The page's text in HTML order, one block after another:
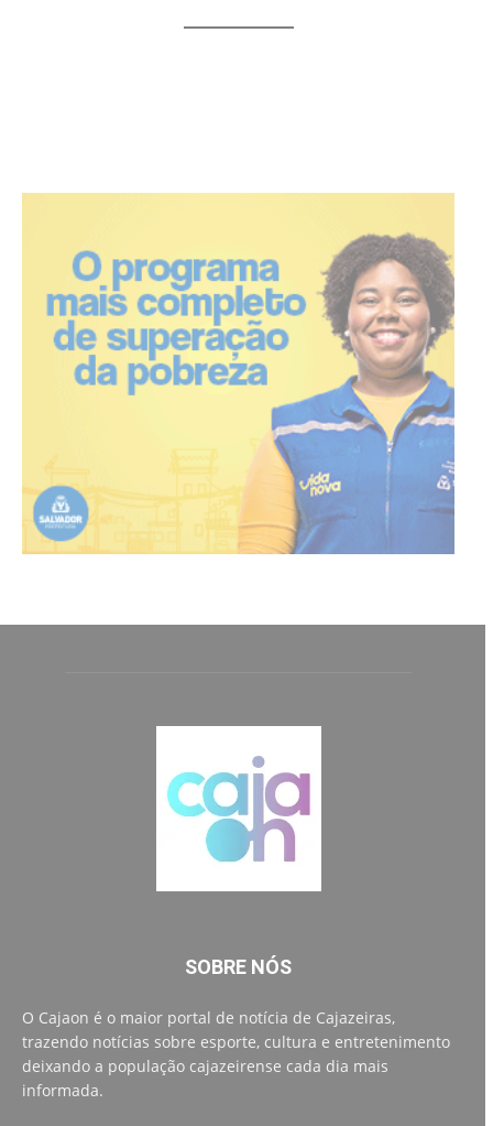
SOBRE NÓS
O Cajaon é o maior portal de notícia de Cajazeiras,
trazendo notícias sobre esporte, cultura e entretenimento
deixando a população cajazeirense cada dia mais
informada.